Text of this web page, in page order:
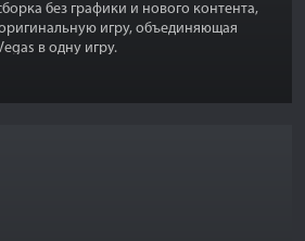
без графики и нового контента,
игру, объединяющая
в одну игру.